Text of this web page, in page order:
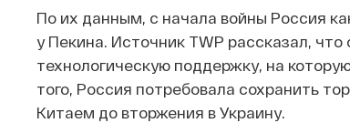
По их данным, с начала войны Россия
у Пекина. Источник TWP рассказал,
технологическую поддержку, на
того, Россия потребовала сохранить
Китаем до вторжения в Украину.